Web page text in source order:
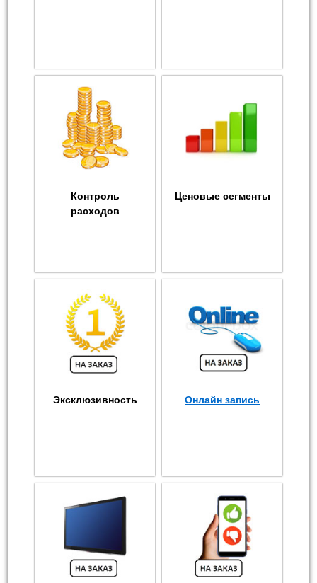
Контроль
расходов
Ценовые сегменты
Эксклюзивность Онлайн запись